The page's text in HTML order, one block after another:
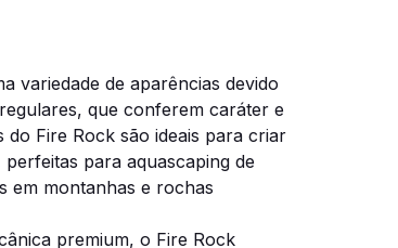
variedade de aparências devido
que conferem caráter e
Fire Rock são ideais para criar
para aquascaping de
em montanhas e rochas
premium, o Fire Rock